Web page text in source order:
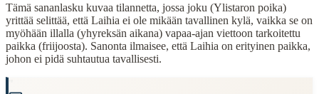
Origin:Finland
Period:Traditional folk wisdom
Tämä sananlasku kuvaa tilannetta, jossa joku (Ylistaron poika)
yrittää selittää, että Laihia ei ole mikään tavallinen kylä, vaikka se on
myöhään illalla (yhyreksän aikana) vapaa-ajan viettoon tarkoitettu
paikka (friijoosta). Sanonta ilmaisee, että Laihia on erityinen paikka,
johon ei pidä suhtautua tavallisesti.